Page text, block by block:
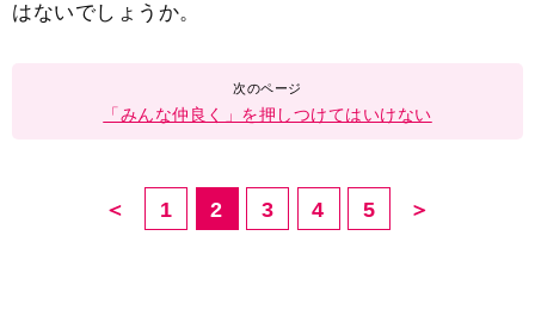
はないでしょうか。
「みんな仲良く」を押しつけてはいけない
＜ 1 2 3 4 5 ＞